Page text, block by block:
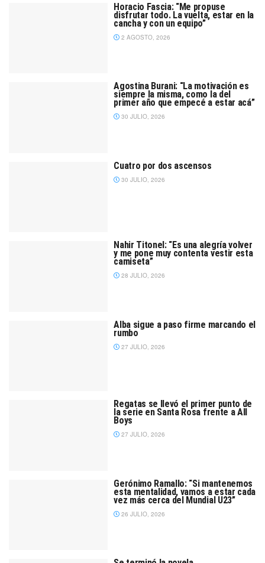
Horacio Fascia: “Me propuse
disfrutar todo. La vuelta, estar en la
cancha y con un equipo”
2 AGOSTO, 2026
Agostina Burani: “La motivación es
siempre la misma, como la del
primer año que empecé a estar acá”
30 JULIO, 2026
Cuatro por dos ascensos
30 JULIO, 2026
Nahir Titonel: “Es una alegría volver
y me pone muy contenta vestir esta
camiseta”
28 JULIO, 2026
Alba sigue a paso firme marcando el
rumbo
27 JULIO, 2026
Regatas se llevó el primer punto de
la serie en Santa Rosa frente a All
Boys
27 JULIO, 2026
Gerónimo Ramallo: “Si mantenemos
esta mentalidad, vamos a estar cada
vez más cerca del Mundial U23”
26 JULIO, 2026